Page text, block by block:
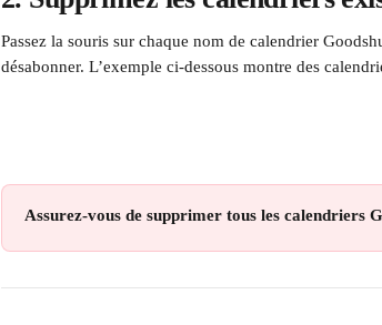
Passez la souris sur chaque nom de calendrier
désabonner. L’exemple ci-dessous montre des
Assurez-vous de supprimer tous les calendriers